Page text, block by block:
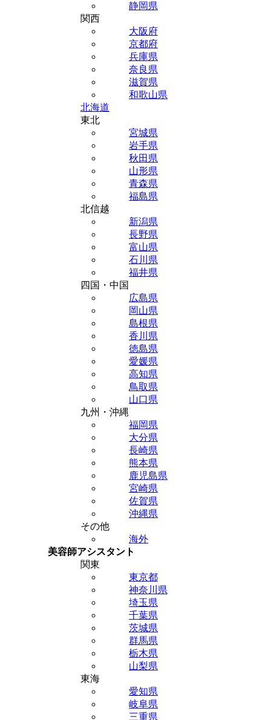
静岡県
関西
大阪府
京都府
兵庫県
奈良県
滋賀県
和歌山県
北海道
東北
宮城県
岩手県
秋田県
山形県
青森県
福島県
北信越
新潟県
長野県
富山県
石川県
福井県
四国・中国
広島県
岡山県
島根県
香川県
徳島県
愛媛県
高知県
鳥取県
山口県
九州・沖縄
福岡県
大分県
長崎県
熊本県
鹿児島県
宮崎県
佐賀県
沖縄県
その他
海外
美容師アシスタント
関東
東京都
神奈川県
埼玉県
千葉県
茨城県
群馬県
栃木県
山梨県
東海
愛知県
岐阜県
三重県